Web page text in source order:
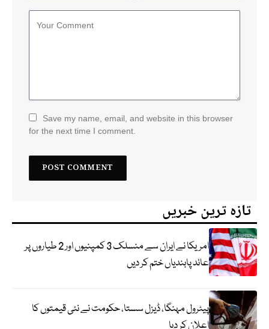
Save my name, email, and website in this browser
for the next time I comment.
تازہ ترین خبریں
امریکا نے ایران سے منسلک 3 کمپنیوں اور 2 طیاروں پر
عائد پابندیاں ختم کر دیں
پیٹرول مہنگا، ڈیزل سستا، حکومت نے نئی قیمتوں کا
اعلان کر دیا